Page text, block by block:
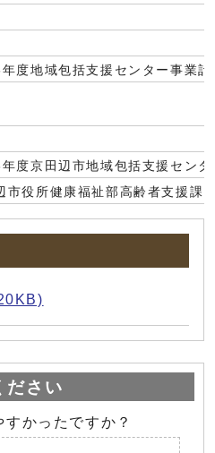
度地域包括支援センター事業
度京田辺市地域包括支援セン
市役所健康福祉部高齢者支援
ださい
かったですか？